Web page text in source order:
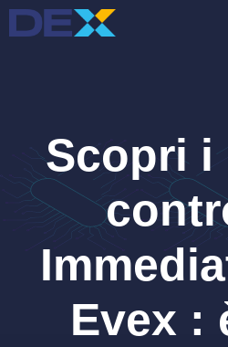
Vai
al
Scopri i
Evex :